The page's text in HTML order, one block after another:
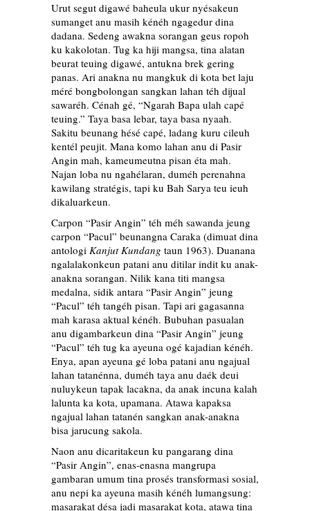
Urut segut digawé baheula ukur nyésakeun
sumanget anu masih kénéh ngagedur dina
dadana. Sedeng awakna sorangan geus ropoh
ku kakolotan. Tug ka hiji mangsa, tina alatan
beurat teuing digawé, antukna brek gering
panas. Ari anakna nu mangkuk di kota bet laju
méré bongbolongan sangkan lahan téh dijual
sawaréh. Cénah gé, “Ngarah Bapa ulah capé
teuing.” Taya basa lebar, taya basa nyaah.
Sakitu beunang hésé capé, ladang kuru cileuh
kentél peujit. Mana komo lahan anu di Pasir
Angin mah, kameumeutna pisan éta mah.
Najan loba nu ngahélaran, duméh perenahna
kawilang stratégis, tapi ku Bah Sarya teu ieuh
dikaluarkeun.
Carpon “Pasir Angin” téh méh sawanda jeung
carpon “Pacul” beunangna Caraka (dimuat dina
antologi Kanjut Kundang taun 1963). Duanana
ngalalakonkeun patani anu ditilar indit ku anak-
anakna sorangan. Nilik kana titi mangsa
medalna, sidik antara “Pasir Angin” jeung
“Pacul” téh tangéh pisan. Tapi ari gagasanna
mah karasa aktual kénéh. Bubuhan pasualan
anu digambarkeun dina “Pasir Angin” jeung
“Pacul” téh tug ka ayeuna ogé kajadian kénéh.
Enya, apan ayeuna gé loba patani anu ngajual
lahan tatanénna, duméh taya anu daék deui
nuluykeun tapak lacakna, da anak incuna kalah
lalunta ka kota, upamana. Atawa kapaksa
ngajual lahan tatanén sangkan anak-anakna
bisa jarucung sakola.
Naon anu dicaritakeun ku pangarang dina
“Pasir Angin”, enas-enasna mangrupa
gambaran umum tina prosés transformasi sosial,
anu nepi ka ayeuna masih kénéh lumangsung:
masarakat désa jadi masarakat kota, atawa tina